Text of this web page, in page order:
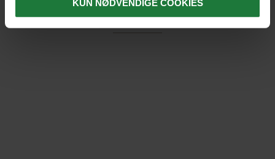
KUN NØDVENDIGE COOKIES
DET SIGER VORES GÆSTER ...